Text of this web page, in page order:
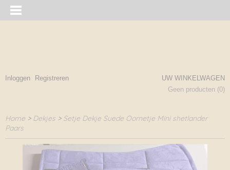
Inloggen Registreren
UW WINKELWAGEN
Geen producten (0)
Home > Dekjes > Setje Dekje Suede Oornetje Mini shetlander
Paars